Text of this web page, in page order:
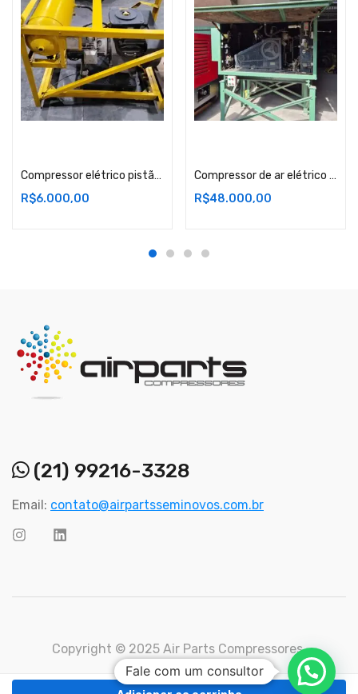
Compressor elétrico pistão alta pressão – Atlas Copco – LT – SP
R$6.000,00
Compressor de ar elétrico – Alta pressão Lote I- RJ
R$48.000,00
(21) 99216-3328
Email: contato@airpartsseminovos.com.br
Copyright © 2025 Air Parts Compressores.
Fale com um consultor